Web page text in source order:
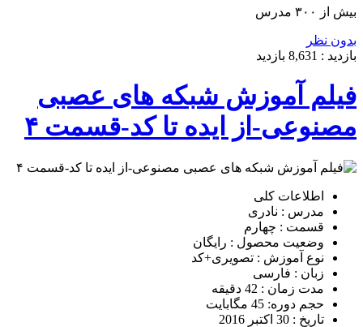
بیش از ۳۰۰ مدرس
بدون نظر
بازدید : 8,631 بازدید
فیلم آموزش شبکه های عصبی
مصنوعی-از ایده تا کد-قسمت ۴
اطلاعات کلی
مدرس : نادری
قسمت : چهارم
وضعیت محصول : رایگان
نوع آموزش : تصویری+کد
زبان : فارسی
مدت زمان : 42 دقیقه
حجم دوره: 45 مگابایت
تاریخ : 30 اکتبر 2016